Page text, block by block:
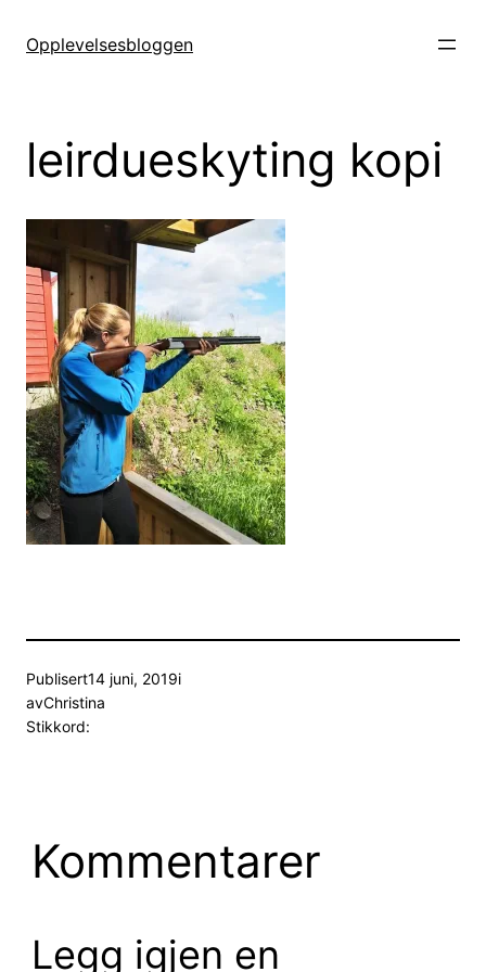
Opplevelsesbloggen
leirdueskyting kopi
Publisert14 juni, 2019i
avChristina
Stikkord:
Kommentarer
Legg igjen en